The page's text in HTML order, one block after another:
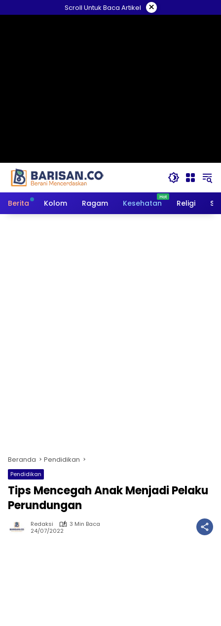
ke
Scroll Untuk Baca Artikel ×
Berita Kolom Ragam Kesehatan Religi
Beranda Pendidikan
Pendidikan
Tips Mencegah Anak Menjadi Pelaku
Perundungan
Redaksi
3 Min Baca
24/07/2022